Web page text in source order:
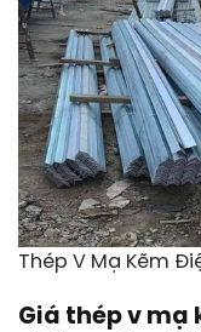
Thép V Mạ Kẽm
Giá thép v mạ